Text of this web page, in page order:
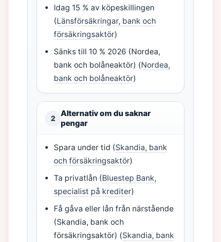
Idag 15 % av köpeskillingen
(Länsförsäkringar, bank och
försäkringsaktör)
Sänks till 10 % 2026 (Nordea,
bank och bolåneaktör) (Nordea,
bank och bolåneaktör)
2
Alternativ om du saknar
pengar
Spara under tid (Skandia, bank
och försäkringsaktör)
Ta privatlån (Bluestep Bank,
specialist på krediter)
Få gåva eller lån från närstående
(Skandia, bank och
försäkringsaktör) (Skandia, bank